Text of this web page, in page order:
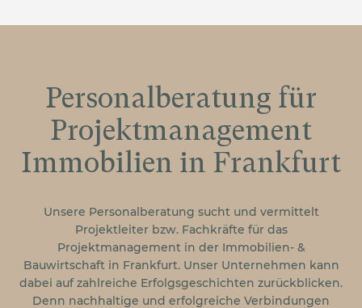
Personalberatung für
Projektmanagement
Immobilien in Frankfurt
Unsere Personalberatung sucht und vermittelt
Projektleiter bzw. Fachkräfte für das
Projektmanagement in der Immobilien- &
Bauwirtschaft in Frankfurt. Unser Unternehmen kann
dabei auf zahlreiche Erfolgsgeschichten zurückblicken.
Denn nachhaltige und erfolgreiche Verbindungen